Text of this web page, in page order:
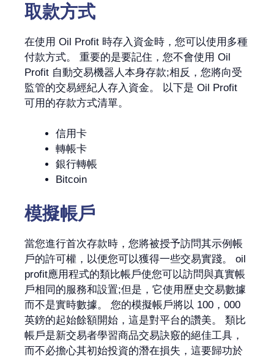
取款方式
在使用 Oil Profit 時存入資金時，您可以使用多種
付款方式。 重要的是要記住，您不會使用 Oil
Profit 自動交易機器人本身存款;相反，您將向受
監管的交易經紀人存入資金。 以下是 Oil Profit
可用的存款方式清單。
信用卡
轉帳卡
銀行轉帳
Bitcoin
模擬帳戶
當您進行首次存款時，您將被授予訪問其示例帳
戶的許可權，以便您可以獲得一些交易實踐。 oil
profit應用程式的類比帳戶使您可以訪問與真實帳
戶相同的服務和設置;但是，它使用歷史交易數據
而不是實時數據。 您的模擬帳戶將以 100，000
英鎊的起始餘額開始，這是對平台的讚美。 類比
帳戶是新交易者學習商品交易訣竅的絕佳工具，
而不必擔心其初始投資的潛在損失，這要歸功於